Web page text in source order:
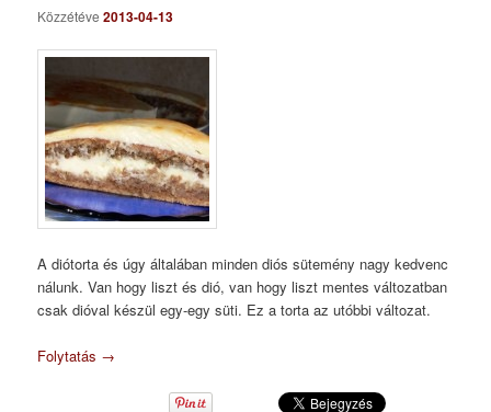
Közzétéve2013-04-13
A diótorta és úgy általában minden diós sütemény nagy kedvenc
nálunk. Van hogy liszt és dió, van hogy liszt mentes változatban
csak dióval készül egy-egy süti. Ez a torta az utóbbi változat.
Folytatás →